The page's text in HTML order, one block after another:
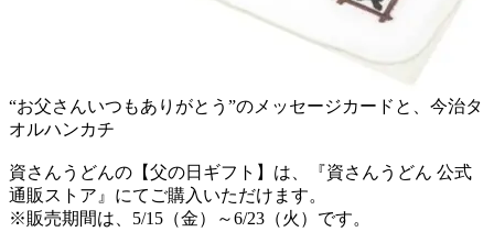
“お父さんいつもありがとう”のメッセージカードと、今治タ
オルハンカチ
資さんうどんの【父の日ギフト】は、『資さんうどん 公式
通販ストア』にてご購入いただけます。
※販売期間は、5/15（金）～6/23（火）です。